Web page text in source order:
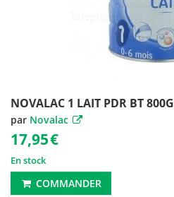
NOVALAC 1 LAIT PDR BT 800G
par Novalac
17,95€
En stock
COMMANDER